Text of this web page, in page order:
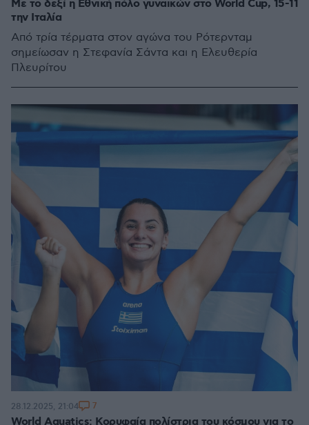
Με το δεξί η Εθνική πόλο γυναικών στο World Cup, 15-11
την Ιταλία
Από τρία τέρματα στον αγώνα του Ρότερνταμ
σημείωσαν η Στεφανία Σάντα και η Ελευθερία
Πλευρίτου
World Aquatics: Κορυφαία πολίστρια του κόσμου για το
28.12.2025, 21:04 7